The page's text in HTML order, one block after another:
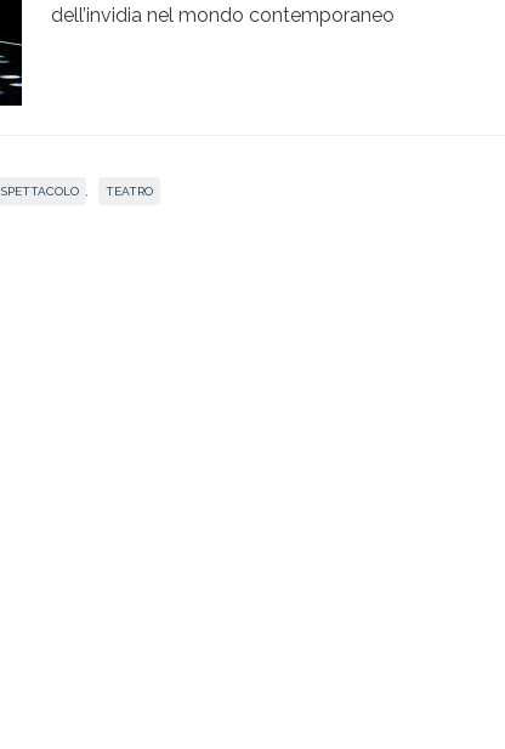
dell’invidia nel mondo contemporaneo
SPETTACOLO TEATRO